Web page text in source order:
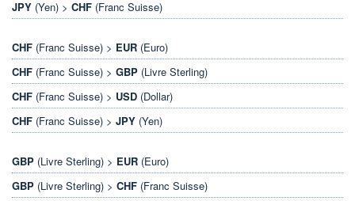
JPY (Yen) > CHF (Franc Suisse)
CHF (Franc Suisse) > EUR (Euro)
CHF (Franc Suisse) > GBP (Livre Sterling)
CHF (Franc Suisse) > USD (Dollar)
CHF (Franc Suisse) > JPY (Yen)
GBP (Livre Sterling) > EUR (Euro)
GBP (Livre Sterling) > CHF (Franc Suisse)